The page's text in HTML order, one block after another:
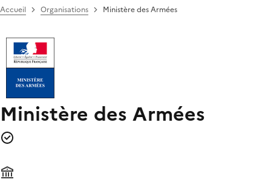
Accueil Organisations Ministère des Armées
Ministère des Armées